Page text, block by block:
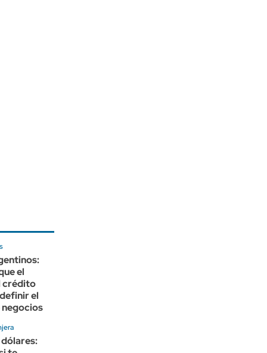
el
crédito
el